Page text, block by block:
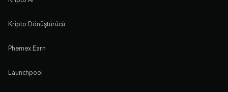
Kripto Dönüştürücü
Phemex Earn
Launchpool